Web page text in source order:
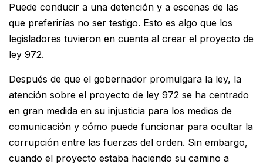
Puede conducir a una detención y a escenas de las
que preferirías no ser testigo. Esto es algo que los
legisladores tuvieron en cuenta al crear el proyecto de
ley 972.
Después de que el gobernador promulgara la ley, la
atención sobre el proyecto de ley 972 se ha centrado
en gran medida en su injusticia para los medios de
comunicación y cómo puede funcionar para ocultar la
corrupción entre las fuerzas del orden. Sin embargo,
cuando el proyecto estaba haciendo su camino a